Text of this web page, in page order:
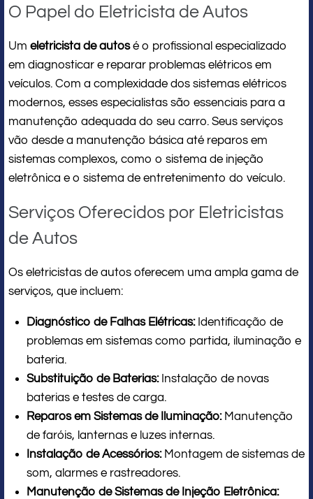
O Papel do Eletricista de Autos
Um eletricista de autosé o profissional especializado
em diagnosticar e reparar problemas elétricos em
veículos. Com a complexidade dos sistemas elétricos
modernos, esses especialistas são essenciais para a
manutenção adequada do seu carro. Seus serviços
vão desde a manutenção básica até reparos em
sistemas complexos, como o sistema de injeção
eletrônica e o sistema de entretenimento do veículo.
Serviços Oferecidos por Eletricistas
de Autos
Os eletricistas de autos oferecem uma ampla gama de
serviços, que incluem:
Diagnóstico de Falhas Elétricas:Identificação de
problemas em sistemas como partida, iluminação e
bateria.
Substituição de Baterias:Instalação de novas
baterias e testes de carga.
Reparos em Sistemas de Iluminação:Manutenção
de faróis, lanternas e luzes internas.
Instalação de Acessórios:Montagem de sistemas de
som, alarmes e rastreadores.
Manutenção de Sistemas de Injeção Eletrônica: